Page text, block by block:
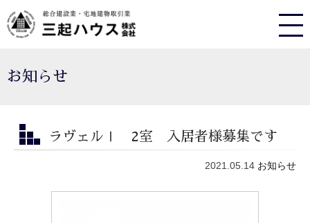
お知らせ
ラヴェルⅠ 2室 入居者様募集です
2021.05.14 お知らせ